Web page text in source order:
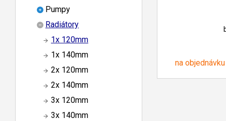
Pumpy
Radiátory
1x 120mm
1x 140mm
2x 120mm
2x 140mm
3x 120mm
3x 140mm
na objednávku